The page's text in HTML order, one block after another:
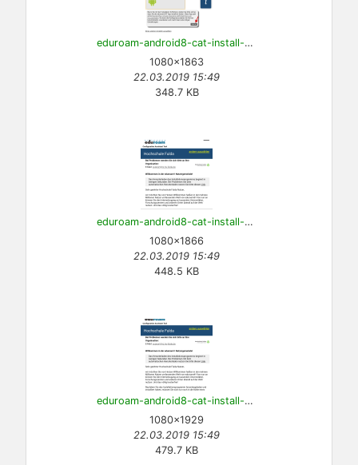
eduroam-android8-cat-install-4.png
1080×1863
22.03.2019 15:49
348.7 KB
eduroam-android8-cat-install-5.png
1080×1866
22.03.2019 15:49
448.5 KB
eduroam-android8-cat-install-6.png
1080×1929
22.03.2019 15:49
479.7 KB